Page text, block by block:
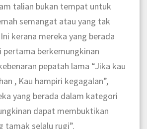
talian bukan tempat untuk
semangat atau yang tak
kerana mereka yang berada
berkemungkinan
pepatah lama “Jika kau
, Kau hampiri kegagalan”,
yang berada dalam kategori
dapat membuktikan
tamak selalu rugi”.